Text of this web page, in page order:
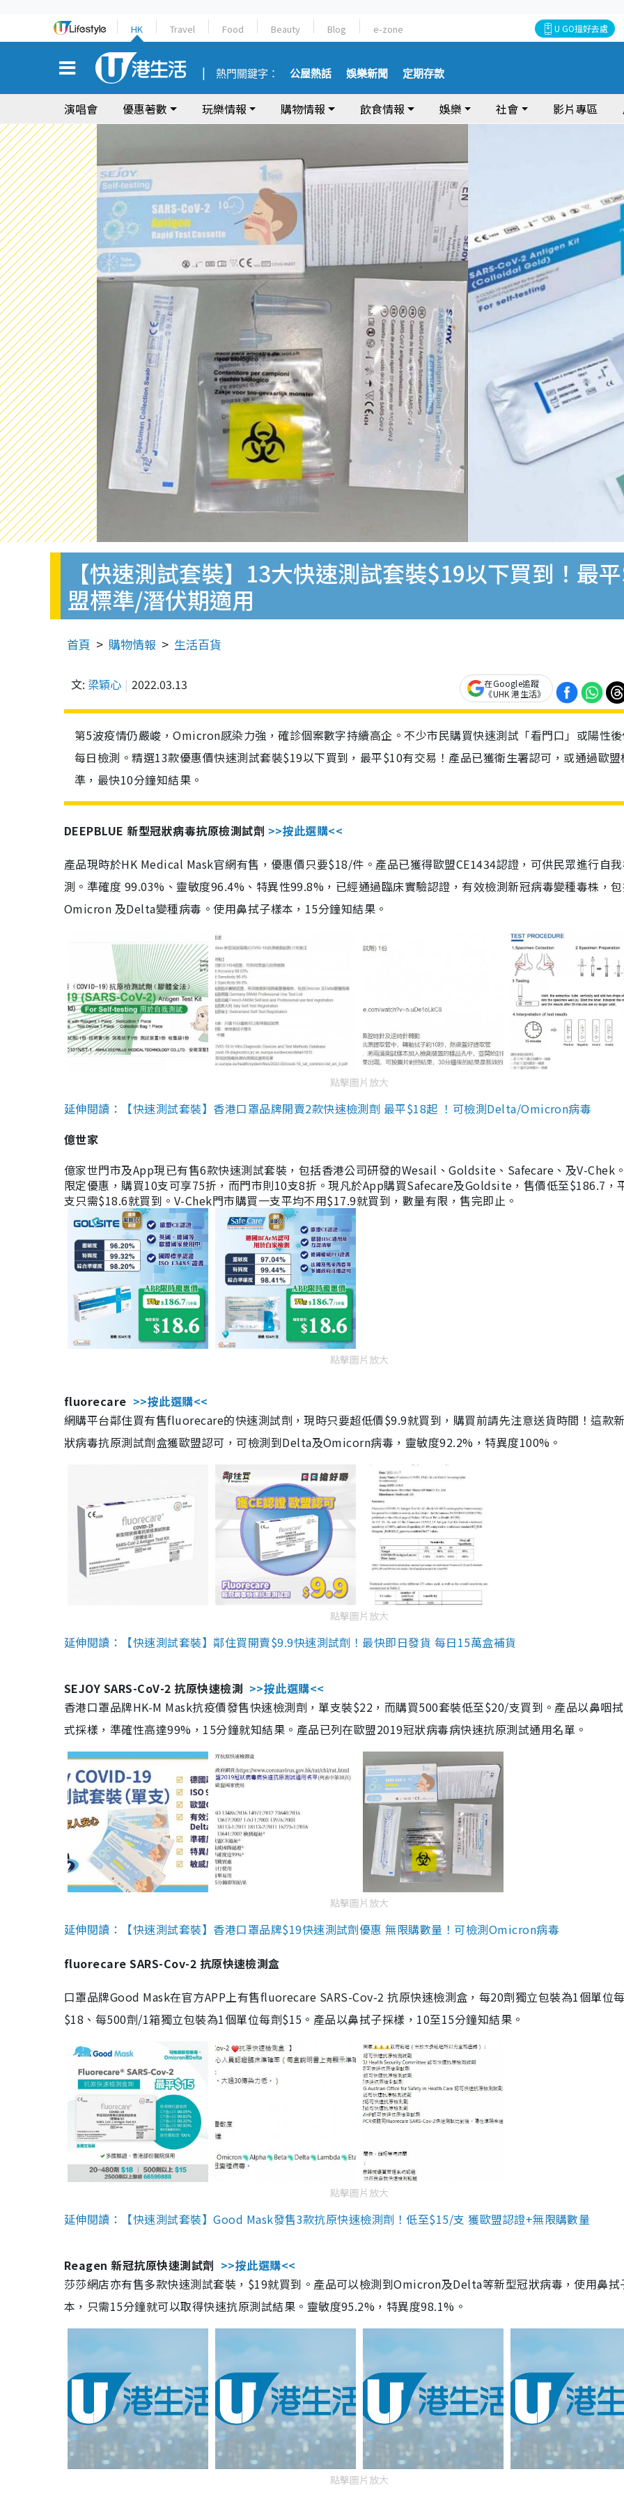
HK Travel Food Beauty Blog e-zone U GO搵好去處
熱門關鍵字： 公屋熱話 娛樂新聞 定期存款
演唱會 優惠著數 玩樂情報 購物情報 飲食情報 娛樂 社會 影片專區
【快速測試套裝】13大快速測試套裝$19以下買到！最
盟標準/潛伏期適用
首頁 購物情報 生活百貨
文: 梁穎心 2022.03.13
在Google追蹤
《UHK 港生活》
第5波疫情仍嚴峻，Omicron感染力強，確診個案數字持續高企。不少市民購買快速測試「看門口」或陽性
每日檢測。精選13款優惠價快速測試套裝$19以下買到，最平$10有交易！產品已獲衛生署認可，或通過歐盟
準，最快10分鐘知結果。
DEEPBLUE 新型冠狀病毒抗原檢測試劑 >>按此選購<<
產品現時於HK Medical Mask官網有售，優惠價只要$18/件。產品已獲得歐盟CE1434認證，可供民眾進行自
測。準確度 99.03%、靈敏度96.4%、特異性99.8%，已經通過臨床實驗認證，有效檢測新冠病毒變種毒株，
Omicron 及Delta變種病毒。使用鼻拭子樣本，15分鐘知結果。
點擊圖片放大
延伸閱讀：【快速測試套裝】香港口罩品牌開賣2款快速檢測劑 最平$18起 ！可檢測Delta/Omicron病毒
億世家
億家世門市及App現已有售6款快速測試套裝，包括香港公司研發的Wesail、Goldsite、Safecare、及V-Chek
限定優惠，購買10支可享75折，而門市則10支8折。現凡於App購買Safecare及Goldsite，售價低至$186.7，
支只需$18.6就買到。V-Chek門市購買一支平均不用$17.9就買到，數量有限，售完即止。
點擊圖片放大
fluorecare >>按此選購<<
網購平台鄰住買有售fluorecare的快速測試劑，現時只要超低價$9.9就買到，購買前請先注意送貨時間！這款
狀病毒抗原測試劑盒獲歐盟認可，可檢測到Delta及Omicorn病毒，靈敏度92.2%，特異度100%。
點擊圖片放大
延伸閱讀：【快速測試套裝】鄰住買開賣$9.9快速測試劑！最快即日發貨 每日15萬盒補貨
SEJOY SARS-CoV-2 抗原快速檢測 >>按此選購<<
香港口罩品牌HK-M Mask抗疫價發售快速檢測劑，單支裝$22，而購買500套裝低至$20/支買到。產品以鼻咽
式採樣，準確性高達99%，15分鐘就知結果。產品已列在歐盟2019冠狀病毒病快速抗原測試通用名單。
點擊圖片放大
延伸閱讀：【快速測試套裝】香港口罩品牌$19快速測試劑優惠 無限購數量！可檢測Omicron病毒
fluorecare SARS-Cov-2 抗原快速檢測盒
口罩品牌Good Mask在官方APP上有售fluorecare SARS-Cov-2 抗原快速檢測盒，每20劑獨立包裝為1個單位
$18、每500劑/1箱獨立包裝為1個單位每劑$15。產品以鼻拭子採樣，10至15分鐘知結果。
點擊圖片放大
延伸閱讀：【快速測試套裝】Good Mask發售3款抗原快速檢測劑！低至$15/支 獲歐盟認證+無限購數量
Reagen 新冠抗原快速測試劑 >>按此選購<<
莎莎網店亦有售多款快速測試套裝，$19就買到。產品可以檢測到Omicron及Delta等新型冠狀病毒，使用鼻拭
本，只需15分鐘就可以取得快速抗原測試結果。靈敏度95.2%，特異度98.1%。
點擊圖片放大